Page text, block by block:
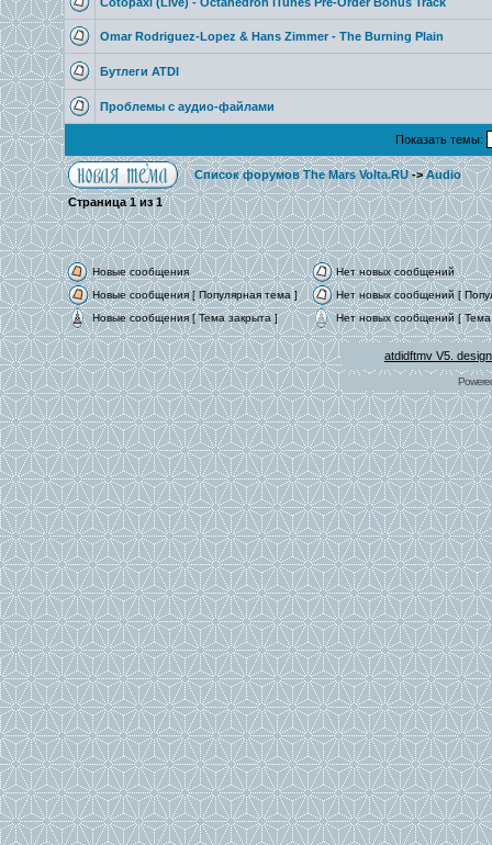
Omar Rodriguez-Lopez & Hans Zimmer - The Burning Plain
Бутлеги ATDI
Проблемы с аудио-файлами
Показать темы:
Список форумов The Mars Volta.RU->Audio
Страница1из1
Новые сообщения
Нет новых сообщений
Новые сообщения [ Популярная тема ]
Нет новых сообщений [
Новые сообщения [ Тема закрыта ]
Нет новых сообщений [ Тема
atdidftmv V5.